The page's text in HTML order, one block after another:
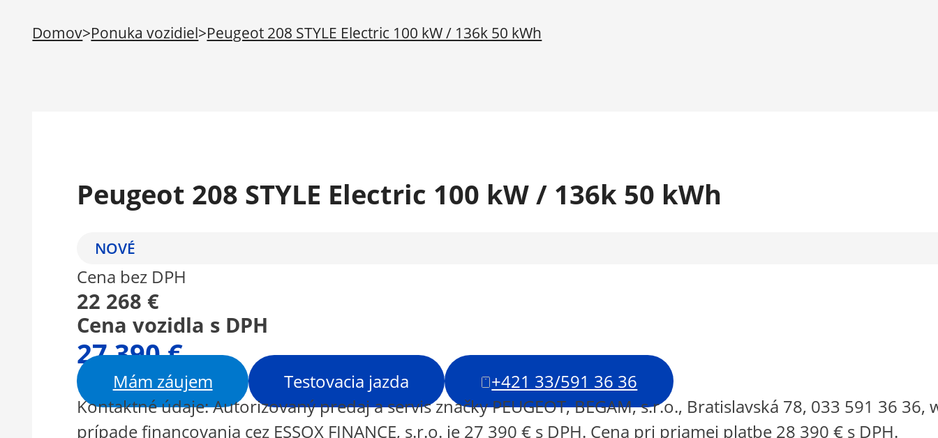
Domov>Ponuka vozidiel>Peugeot 208 STYLE Electric 100 kW / 136k 50 kWh
Peugeot 208 STYLE Electric 100 kW / 136k 50 kWh
NOVÉ
Cena bez DPH
22 268 €
Cena vozidla s DPH
27 390 €
Mám záujem Testovacia jazda
+421 33/591 36 36
Kontaktné údaje: Autorizovaný predaj a servis značky PEUGEOT, BEGAM, s.r.o., Bratislavská 78, 033 591 36
prípade financovania cez ESSOX FINANCE, s.r.o. je 27 390 € s DPH. Cena pri priamej platbe 28 390 € s DPH.